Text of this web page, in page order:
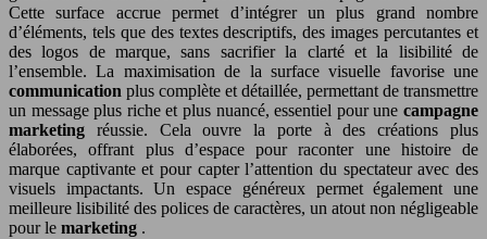
Cette surface accrue permet d’intégrer un plus grand nombre
d’éléments, tels que des textes descriptifs, des images percutantes et
des logos de marque, sans sacrifier la clarté et la lisibilité de
l’ensemble. La maximisation de la surface visuelle favorise une
communication plus complète et détaillée, permettant de transmettre
un message plus riche et plus nuancé, essentiel pour une campagne
marketing réussie. Cela ouvre la porte à des créations plus
élaborées, offrant plus d’espace pour raconter une histoire de
marque captivante et pour capter l’attention du spectateur avec des
visuels impactants. Un espace généreux permet également une
meilleure lisibilité des polices de caractères, un atout non négligeable
pour le marketing .